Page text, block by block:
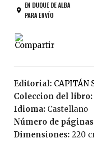
EN DUQUE DE ALBA
PARA ENVÍO
Editorial:
CAPITÁN
Coleccion del libro:
Idioma:
Castellano
Número de
Dimensiones: 220